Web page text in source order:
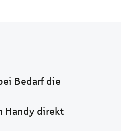
Bedarf die
Handy direkt